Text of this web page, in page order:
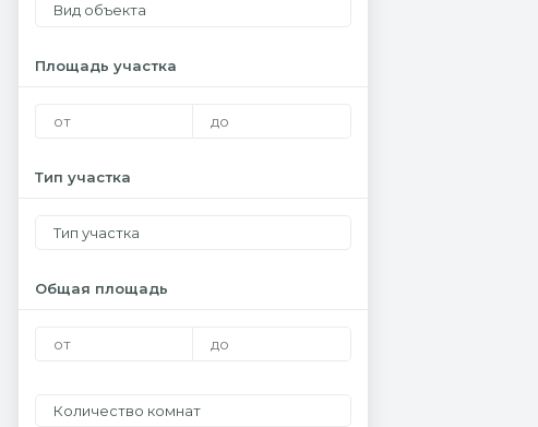
Вид объекта
Площадь участка
Тип участка
Тип участка
Общая площадь
Количество комнат